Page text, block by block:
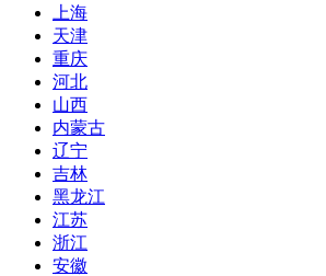
上海
天津
重庆
河北
山西
内蒙古
辽宁
吉林
黑龙江
江苏
浙江
安徽